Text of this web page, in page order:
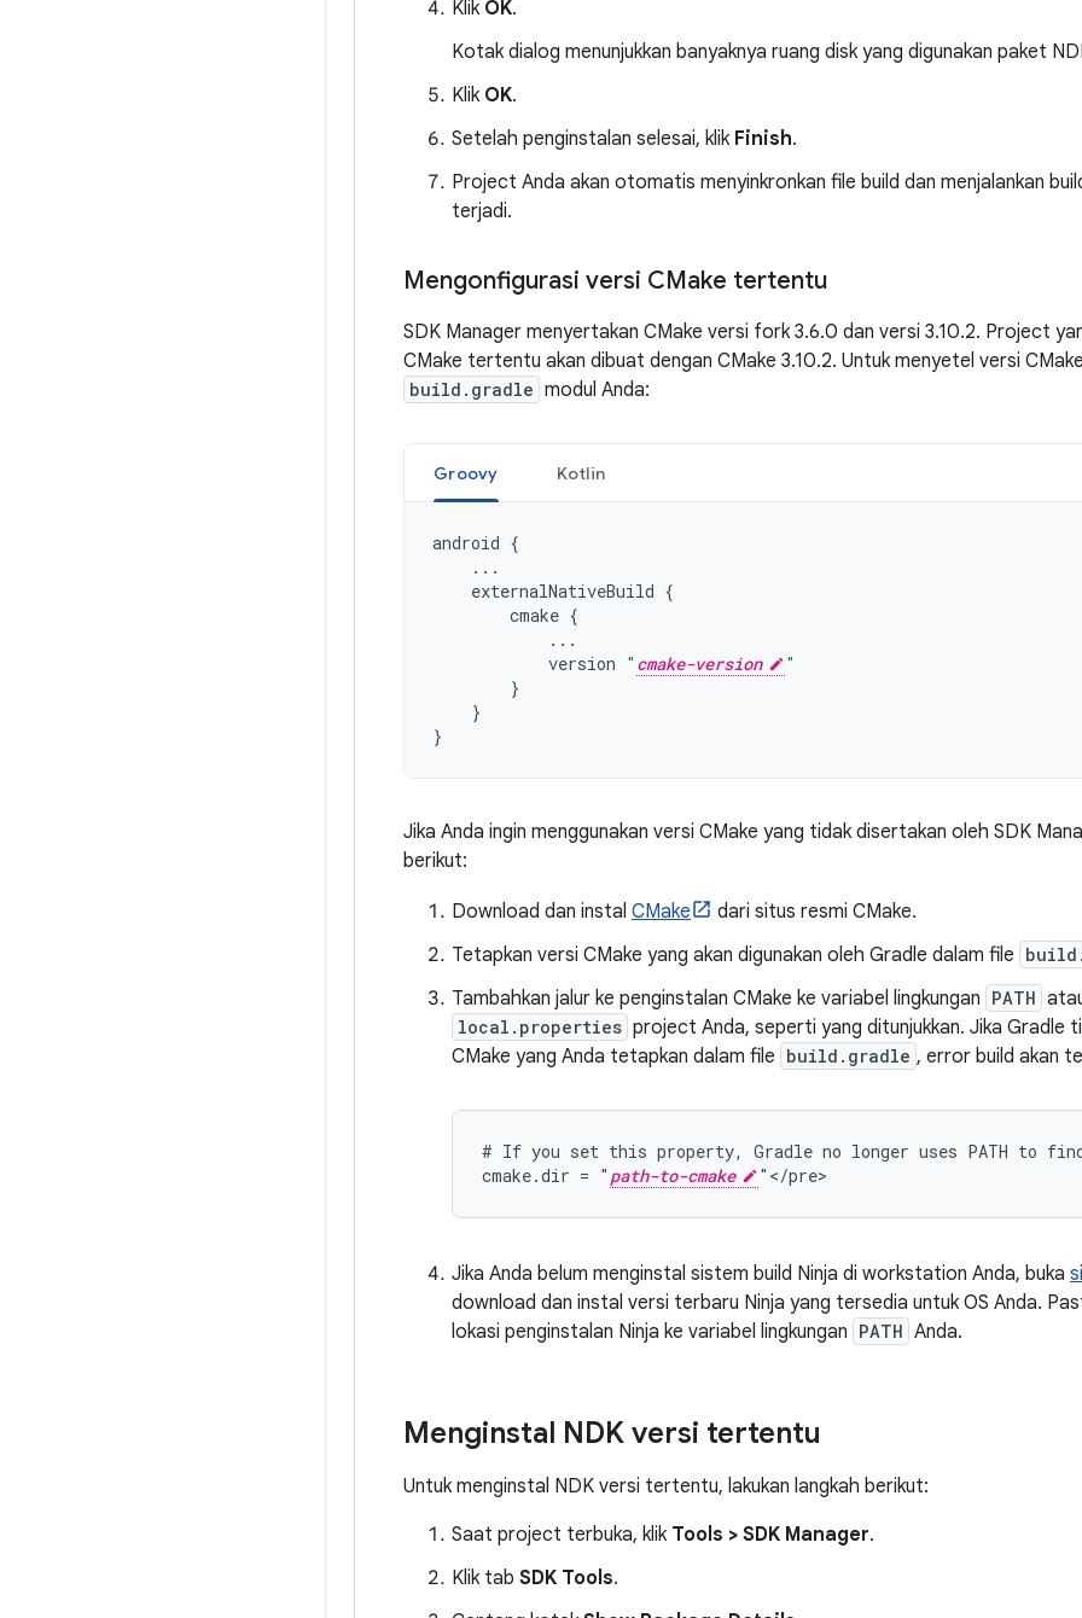
Klik OK.
Kotak dialog menunjukkan banyaknya ruang disk yang digunakan paket
Klik OK.
Setelah penginstalan selesai, klik Finish.
Project Anda akan otomatis menyinkronkan file build dan menjalankan
terjadi.
Mengonfigurasi versi CMake tertentu
SDK Manager menyertakan CMake versi fork 3.6.0 dan versi 3.10.2. Project
CMake tertentu akan dibuat dengan CMake 3.10.2. Untuk menyetel versi
build.gradle modul Anda:
Groovy Kotlin
android {
...
externalNativeBuild {
cmake {
...
version " cmake-version
"
}
}
}
Jika Anda ingin menggunakan versi CMake yang tidak disertakan oleh SDK
berikut:
Download dan instal CMake
dari situs resmi CMake.
Tetapkan versi CMake yang akan digunakan oleh Gradle dalam file
Tambahkan jalur ke penginstalan CMake ke variabel lingkungan PATH
local.properties project Anda, seperti yang ditunjukkan. Jika Gradle
CMake yang Anda tetapkan dalam file build.gradle , error build akan
# If you set this property, Gradle no longer uses PATH to find
cmake.dir = " path-to-cmake
Jika Anda belum menginstal sistem build Ninja di workstation Anda, buka
download dan instal versi terbaru Ninja yang tersedia untuk OS Anda.
lokasi penginstalan Ninja ke variabel lingkungan PATH Anda.
Menginstal NDK versi tertentu
Untuk menginstal NDK versi tertentu, lakukan langkah berikut:
Saat project terbuka, klik Tools > SDK Manager.
Klik tab SDK Tools.